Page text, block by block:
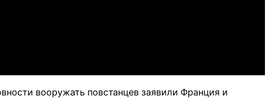
вооружать повстанцев заявили Франция и